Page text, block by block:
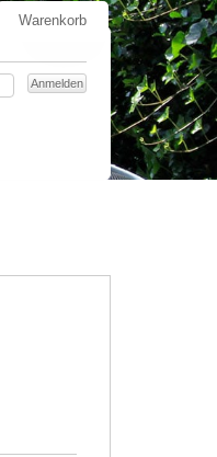
Warenkorb